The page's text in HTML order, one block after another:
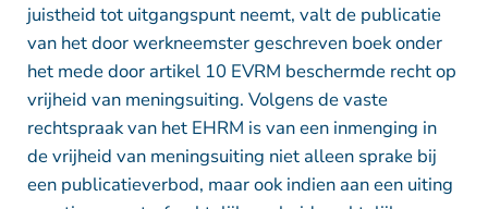
juistheid tot uitgangspunt neemt, valt de publicatie
van het door werkneemster geschreven boek onder
het mede door artikel 10 EVRM beschermde recht op
vrijheid van meningsuiting. Volgens de vaste
rechtspraak van het EHRM is van een inmenging in
de vrijheid van meningsuiting niet alleen sprake bij
een publicatieverbod, maar ook indien aan een uiting